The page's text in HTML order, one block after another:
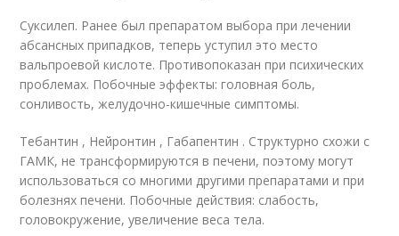
Суксилеп. Ранее был препаратом выбора при лечении
абсансных припадков, теперь уступил это место
вальпроевой кислоте. Противопоказан при психических
проблемах. Побочные эффекты: головная боль,
сонливость, желудочно-кишечные симптомы.
Тебантин , Нейронтин , Габапентин . Структурно схожи с
ГАМК, не трансформируются в печени, поэтому могут
использоваться со многими другими препаратами и при
болезнях печени. Побочные действия: слабость,
головокружение, увеличение веса тела.